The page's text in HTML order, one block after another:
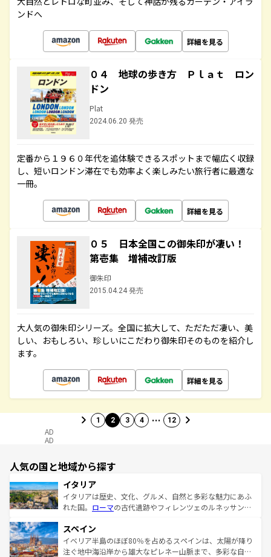
ンドへ
詳細を見る
０４ 地球の歩き方 Ｐｌａｔ ロン
ドン
Plat
2024.06.20 発売
定番から１９６０年代を追体験できるスポットまで幅広く収録
し、短いロンドン滞在でも効率よく楽しみたい旅行者に最適な
一冊。
詳細を見る
０５ 日本全国この御朱印が凄い！
第壱集 増補改訂版
御朱印
2015.04.24 発売
大人気の御朱印シリーズ。全国に拡大して、ただただ凄い、美
しい、おもしろい、珍しいにこだわり御朱印そのものを紹介し
ます。
詳細を見る
1 2 3 4 … 12
AD
AD
人気の国と地域から探す
イタリア
イタリアは歴史、文化、グルメ、自然と多彩な魅力にあふ
れた国。 ローマの古代遺跡やフィレンツェのルネッサンス
ろん、トスカーナの美しい田園風景やアマルフィ海岸の絶
景など、自然景観も見逃せない。観光の合間には、本場の
ピザやパスタなど、絶品のイタリア料理を堪能することも
スペイン
イベリア半島のほぼ80％を占めるスペインは、太陽が降り
注ぐ地中海沿岸から雄大なピレネー山脈まで、多彩な自然